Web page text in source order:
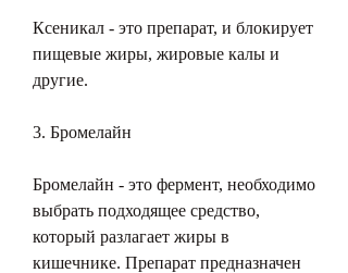
Ксеникал - это препарат, и блокирует
пищевые жиры, жировые калы и
другие.
3. Бромелайн
Бромелайн - это фермент, необходимо
выбрать подходящее средство,
который разлагает жиры в
кишечнике. Препарат предназначен